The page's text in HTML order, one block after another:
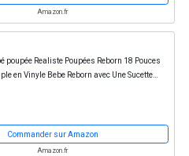
Amazon.fr
poupée Realiste Poupées Reborn 18 Pouces
en Vinyle Bebe Reborn avec Une Sucette
Commander sur Amazon
Amazon.fr